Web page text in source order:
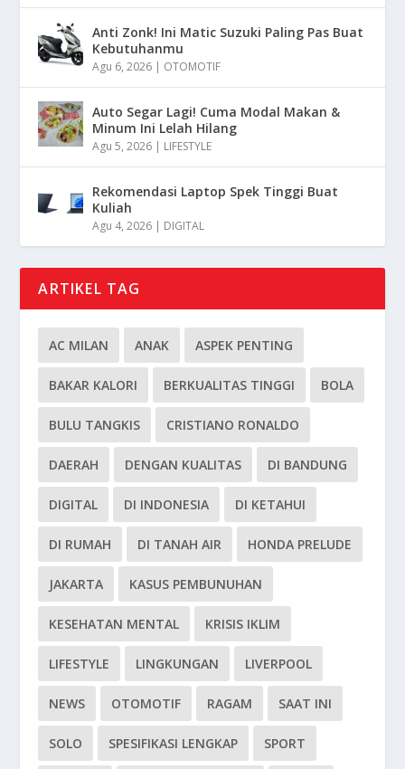
Anti Zonk! Ini Matic Suzuki Paling Pas Buat
Kebutuhanmu
Agu 6, 2026 | OTOMOTIF
Auto Segar Lagi! Cuma Modal Makan &
Minum Ini Lelah Hilang
Agu 5, 2026 | LIFESTYLE
Rekomendasi Laptop Spek Tinggi Buat
Kuliah
Agu 4, 2026 | DIGITAL
ARTIKEL TAG
AC MILAN ANAK ASPEK PENTING
BAKAR KALORI BERKUALITAS TINGGI BOLA
BULU TANGKIS CRISTIANO RONALDO
DAERAH DENGAN KUALITAS DI BANDUNG
DIGITAL DI INDONESIA DI KETAHUI
DI RUMAH DI TANAH AIR HONDA PRELUDE
JAKARTA KASUS PEMBUNUHAN
KESEHATAN MENTAL KRISIS IKLIM
LIFESTYLE LINGKUNGAN LIVERPOOL
NEWS OTOMOTIF RAGAM SAAT INI
SOLO SPESIFIKASI LENGKAP SPORT